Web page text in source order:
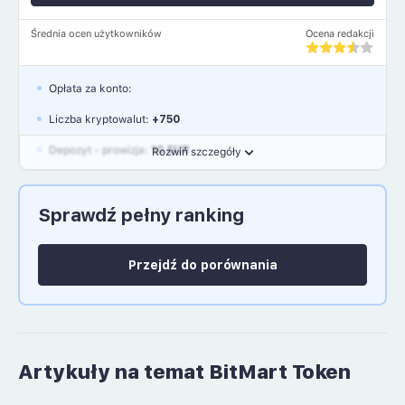
Średnia ocen użytkowników Ocena redakcji
Rozwiń szczegóły
Opłata za konto:
Liczba kryptowalut: +750
Depozyt - prowizja: 10 EUR
Język polski: NIE
Sprawdź pełny ranking
Przejdź do porównania
Artykuły na temat BitMart Token